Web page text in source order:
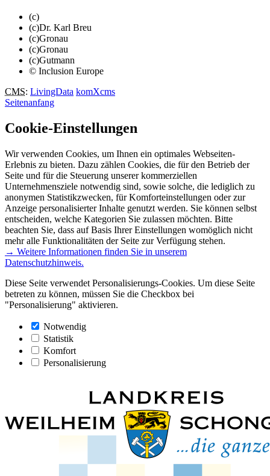
(c)
(c)Dr. Karl Breu
(c)Gronau
(c)Gronau
(c)Gutmann
© Inclusion Europe
CMS: LivingData komXcms
Seitenanfang
Cookie-Einstellungen
Wir verwenden Cookies, um Ihnen ein optimales Webseiten-
Erlebnis zu bieten. Dazu zählen Cookies, die für den Betrieb der
Seite und für die Steuerung unserer kommerziellen
Unternehmensziele notwendig sind, sowie solche, die lediglich zu
anonymen Statistikzwecken, für Komforteinstellungen oder zur
Anzeige personalisierter Inhalte genutzt werden. Sie können selbst
entscheiden, welche Kategorien Sie zulassen möchten. Bitte
beachten Sie, dass auf Basis Ihrer Einstellungen womöglich nicht
mehr alle Funktionalitäten der Seite zur Verfügung stehen.
→ Weitere Informationen finden Sie in unserem
Datenschutzhinweis.
Diese Seite verwendet Personalisierungs-Cookies. Um diese Seite
betreten zu können, müssen Sie die Checkbox bei
"Personalisierung" aktivieren.
Notwendig
Statistik
Komfort
Personalisierung